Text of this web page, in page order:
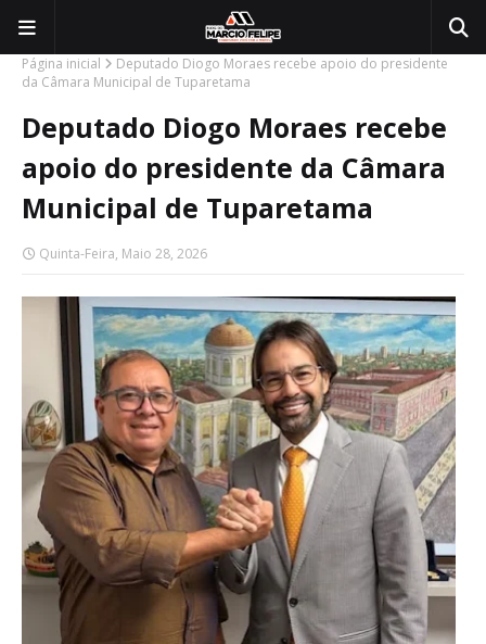
Página inicial
Deputado Diogo Moraes recebe apoio do presidente
da Câmara Municipal de Tuparetama
Deputado Diogo Moraes recebe
apoio do presidente da Câmara
Municipal de Tuparetama
Quinta-Feira, Maio 28, 2026